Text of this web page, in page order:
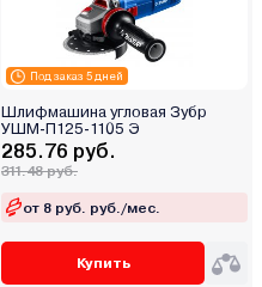
Под заказ 5 дней
Шлифмашина угловая Зубр
УШМ-П125-1105 Э
285.76 руб.
311.48 руб.
от 8 руб. руб./мес.
Купить